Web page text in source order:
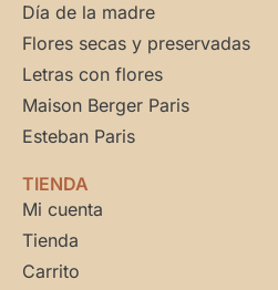
Día de la madre
Flores secas y preservadas
Letras con flores
Maison Berger Paris
Esteban Paris
TIENDA
Mi cuenta
Tienda
Carrito